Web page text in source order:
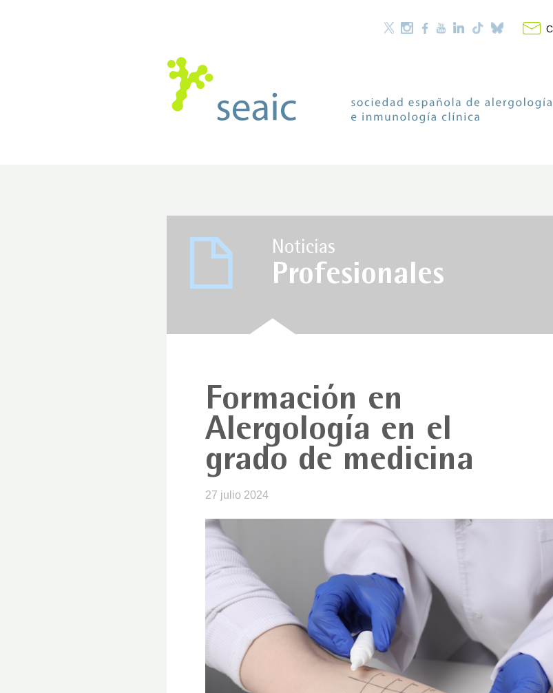
Noticias
Profesionales
Formación en
Alergología en el
grado de medicina
27 julio 2024